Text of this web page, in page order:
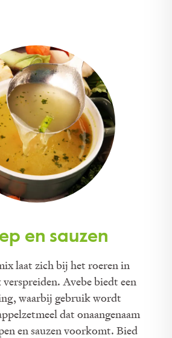
en sauzen
laat zich bij het roeren in
Avebe biedt een
waarbij gebruik wordt
dat onaangenaam
en sauzen voorkomt. Bied